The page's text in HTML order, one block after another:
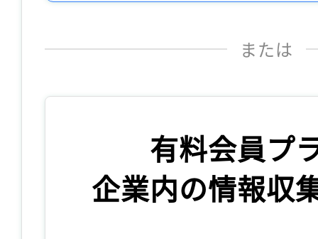
または
有料会員プ
企業内の情報収